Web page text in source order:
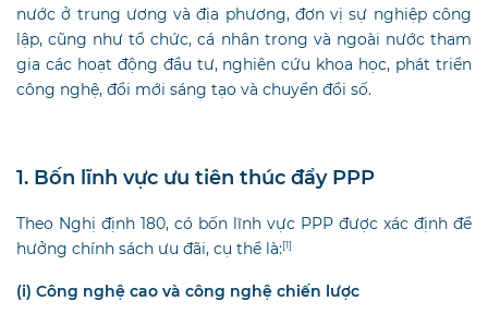
nước ở trung ương và địa phương, đơn vị sự nghiệp công
lập, cũng như tổ chức, cá nhân trong và ngoài nước tham
gia các hoạt động đầu tư, nghiên cứu khoa học, phát triển
công nghệ, đổi mới sáng tạo và chuyển đổi số.
1. Bốn lĩnh vực ưu tiên thúc đẩy PPP
Theo Nghị định 180, có bốn lĩnh vực PPP được xác định để
hưởng chính sách ưu đãi, cụ thể là:[1]
(i) Công nghệ cao và công nghệ chiến lược